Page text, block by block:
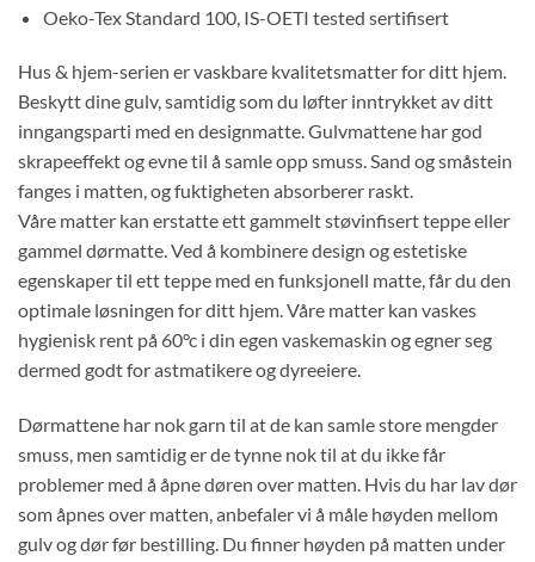
Oeko-Tex Standard 100, IS-OETI tested sertifisert
Hus & hjem-serien er vaskbare kvalitetsmatter for ditt hjem.
Beskytt dine gulv, samtidig som du løfter inntrykket av ditt
inngangsparti med en designmatte. Gulvmattene har god
skrapeeffekt og evne til å samle opp smuss. Sand og småstein
fanges i matten, og fuktigheten absorberer raskt.
Våre matter kan erstatte ett gammelt støvinfisert teppe eller
gammel dørmatte. Ved å kombinere design og estetiske
egenskaper til ett teppe med en funksjonell matte, får du den
optimale løsningen for ditt hjem. Våre matter kan vaskes
hygienisk rent på 60°c i din egen vaskemaskin og egner seg
dermed godt for astmatikere og dyreeiere.
Dørmattene har nok garn til at de kan samle store mengder
smuss, men samtidig er de tynne nok til at du ikke får
problemer med å åpne døren over matten. Hvis du har lav dør
som åpnes over matten, anbefaler vi å måle høyden mellom
gulv og dør før bestilling. Du finner høyden på matten under